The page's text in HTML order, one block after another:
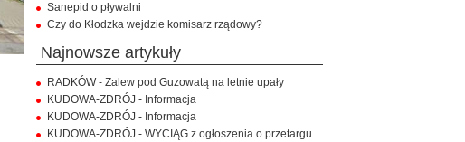
Sanepid o pływalni
Czy do Kłodzka wejdzie komisarz rządowy?
najnowsze artykuły
RADKÓW - Zalew pod Guzowatą na letnie upały
KUDOWA-ZDRÓJ - Informacja
KUDOWA-ZDRÓJ - Informacja
KUDOWA-ZDRÓJ - WYCIĄG z ogłoszenia o przetargu